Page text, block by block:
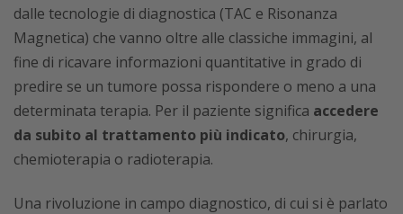
dalle tecnologie di diagnostica (TAC e Risonanza
Magnetica) che vanno oltre alle classiche immagini, al
fine di ricavare informazioni quantitative in grado di
predire se un tumore possa rispondere o meno a una
determinata terapia. Per il paziente significa accedere
da subito al trattamento più indicato, chirurgia,
chemioterapia o radioterapia.
Una rivoluzione in campo diagnostico, di cui si è parlato